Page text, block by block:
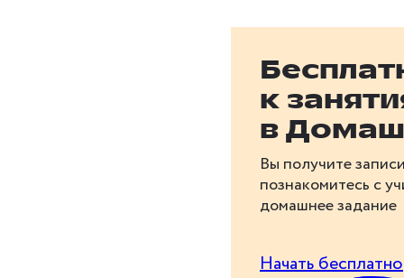
к
в
Вы получите
познакомитесь с
домашнее задание
Начать бесплатно